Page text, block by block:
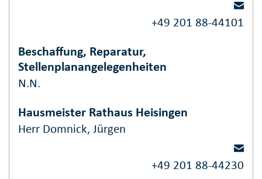
+49 201 88-44101
Beschaffung, Reparatur,
Stellenplanangelegenheiten
N.N.
Hausmeister Rathaus Heisingen
Herr Domnick, Jürgen
+49 201 88-44230